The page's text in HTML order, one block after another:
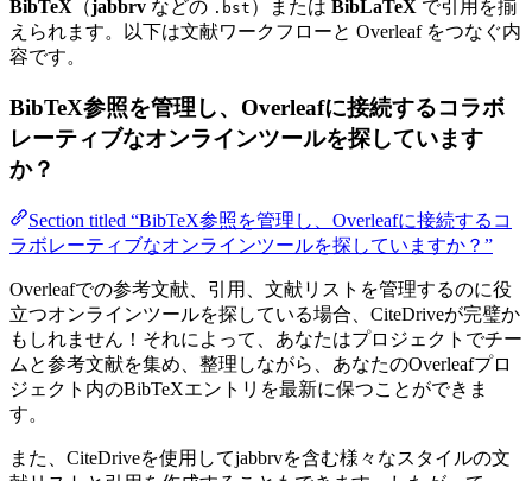
BibTeX （jabbrv などの .bst ）または BibLaTeX で引用を揃
えられます。以下は文献ワークフローと Overleaf をつなぐ内
容です。
BibTeX参照を管理し、Overleafに接続するコラボ
レーティブなオンラインツールを探しています
か？
Section titled “BibTeX参照を管理し、Overleafに接続するコ
ラボレーティブなオンラインツールを探していますか？”
Overleafでの参考文献、引用、文献リストを管理するのに役
立つオンラインツールを探している場合、CiteDriveが完璧か
もしれません！それによって、あなたはプロジェクトでチー
ムと参考文献を集め、整理しながら、あなたのOverleafプロ
ジェクト内のBibTeXエントリを最新に保つことができま
す。
また、CiteDriveを使用してjabbrvを含む様々なスタイルの文